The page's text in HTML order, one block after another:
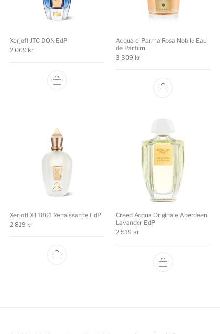
Xerjoff JTC DON EdP
2 069 kr
Acqua di Parma Rosa Nobile Eau
de Parfum
3 309 kr
Xerjoff XJ 1861 Renaissance EdP
2 819 kr
Creed Acqua Originale Aberdeen
Lavander EdP
2 519 kr